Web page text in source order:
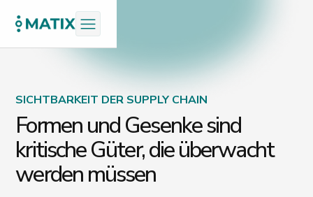
SICHTBARKEIT DER SUPPLY CHAIN
Formen und Gesenke sind
kritische Güter, die überwacht
werden müssen